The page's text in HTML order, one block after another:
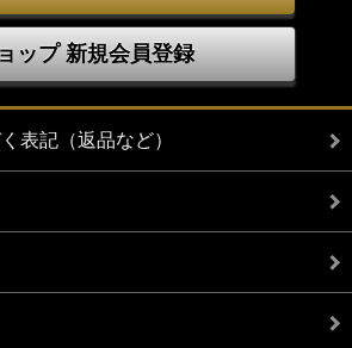
ップ 新規会員登録
表記（返品など）